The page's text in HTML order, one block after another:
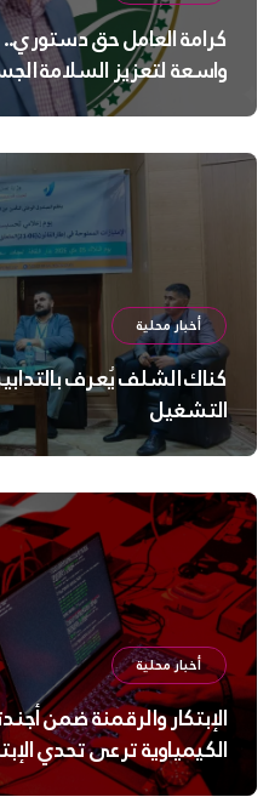
كرامة العامل حق
واسعة لتعزيز السلامة
أخبار محلية
كناك الشلف يُعرف
التشغيل
أخبار محلية
الإبتكار والرقمنة ضمن
الكيمياوية ترعى تحدي